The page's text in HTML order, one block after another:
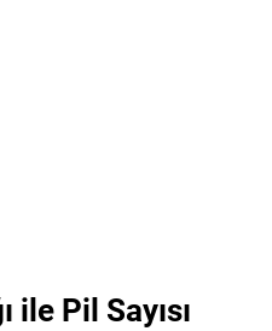
ile Pil Sayısı